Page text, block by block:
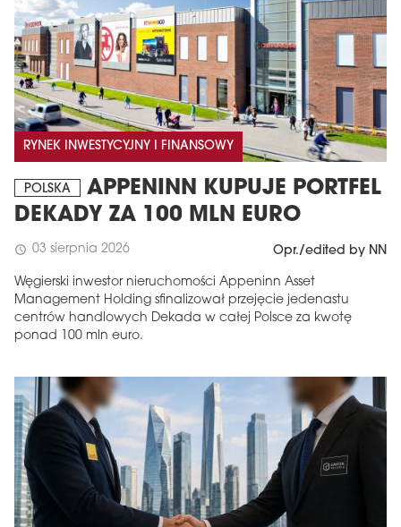
RYNEK INWESTYCYJNY I FINANSOWY
POLSKA
APPENINN KUPUJE PORTFEL
DEKADY ZA 100 MLN EURO
schedule 03 sierpnia 2026 Opr./edited by NN
Węgierski inwestor nieruchomości Appeninn Asset
Management Holding sfinalizował przejęcie jedenastu
centrów handlowych Dekada w całej Polsce za kwotę
ponad 100 mln euro.